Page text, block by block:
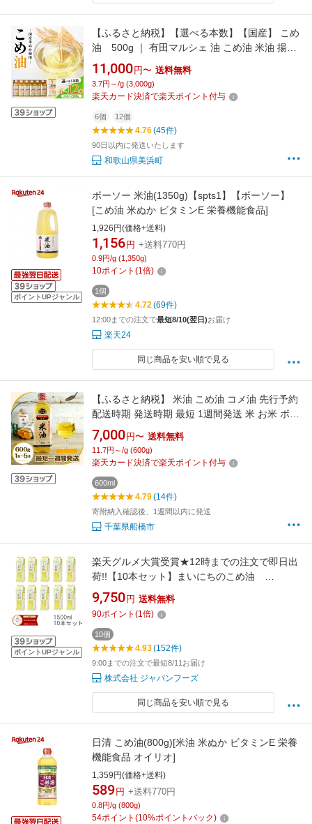
【ふるさと納税】【選べる本数】【国産】 こめ
油 500g ｜ 有田マルシェ 油 こめ油 米油 揚げ
物 天ぷら オイル 米 コメ油 築野食品 お米 こめ
こめあぶら 500g 炒め物 揚げ物 ギフト 贈答 贈
答用 お中元
11,000 円〜 送料無料
3.7円～/g (3,000g)
楽天カード決済で楽天ポイント付与
6個 12個
4.76(45件)
90日以内に発送いたします
和歌山県美浜町
ポイントUPジャンル
ボーソー 米油(1350g)【spts1】【ボーソー】
[こめ油 米ぬか ビタミンE 栄養機能食品]
1,926円(価格+送料)
1,156 円 +送料770円
0.9円/g (1,350g)
10ポイント (1倍)
1個
4.72(69件)
12:00までの注文で最短8/10(翌日)お届け
楽天24
同じ商品を安い順で見る
【ふるさと納税】 米油 こめ油 コメ油 先行予約
配送時期 発送時期 最短 1週間発送 米 お米 ボー
ソー油脂 600g 調味料 食用油 油 調理油 ギフト
セット セット ギフト 国産 米ぬか 揚げ物 あげ
もの 天ぷら 唐揚げ から揚げ お菓子作り 5000
7,000 円〜 送料無料
11.7円～/g (600g)
楽天カード決済で楽天ポイント付与
600ml
4.79(14件)
寄附納入確認後、1週間以内に発送
千葉県船橋市
ポイントUPジャンル
楽天グルメ大賞受賞★12時までの注文で即日出
荷!!【10本セット】まいにちのこめ油
1500g 三和油脂 まいにちこめ油 米油
9,750 円 送料無料
90ポイント (1倍)
10個
4.93(152件)
9:00までの注文で最短8/11お届け
株式会社 ジャパンフーズ
同じ商品を安い順で見る
日清 こめ油(800g)[米油 米ぬか ビタミンE 栄養
機能食品 オイリオ]
1,359円(価格+送料)
589 円 +送料770円
0.8円/g (800g)
54ポイント (10%ポイントバック)